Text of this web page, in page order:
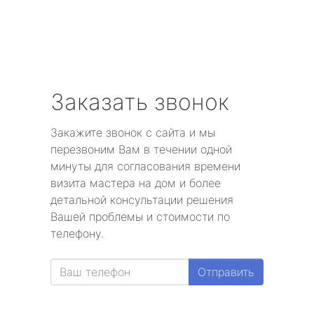
Заказать звонок
Закажите звонок с сайта и мы
перезвоним Вам в течении одной
минуты для согласования времени
визита мастера на дом и более
детальной консультации решения
Вашей проблемы и стоимости по
телефону.
Отправить